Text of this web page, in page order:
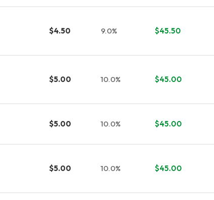
$4.50 9.0% $45.50
$5.00 10.0% $45.00
$5.00 10.0% $45.00
$5.00 10.0% $45.00